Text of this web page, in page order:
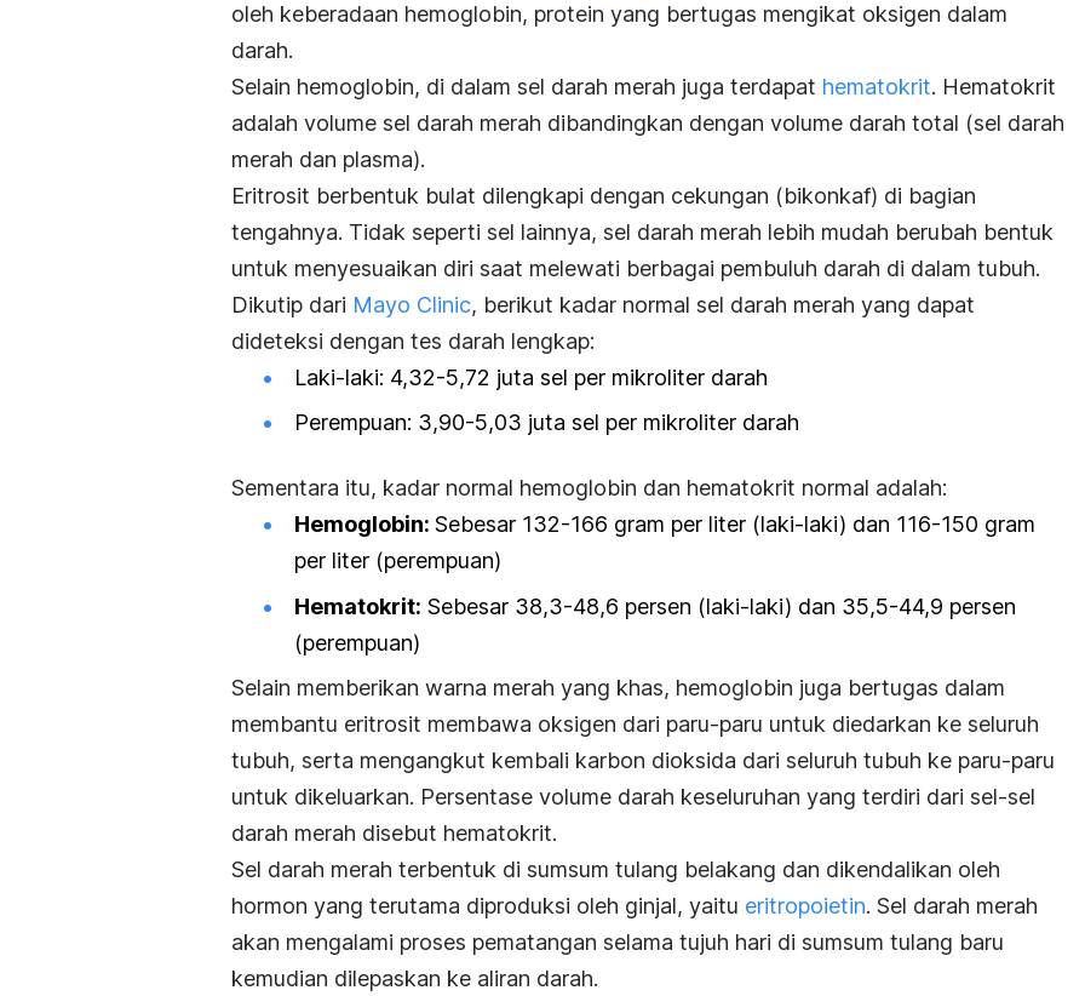
oleh keberadaan hemoglobin, protein yang bertugas mengikat oksigen dalam
darah.
Selain hemoglobin, di dalam sel darah merah juga terdapat hematokrit. Hematokrit
adalah volume sel darah merah dibandingkan dengan volume darah total (sel darah
merah dan plasma).
Eritrosit berbentuk bulat dilengkapi dengan cekungan (bikonkaf) di bagian
tengahnya. Tidak seperti sel lainnya, sel darah merah lebih mudah berubah bentuk
untuk menyesuaikan diri saat melewati berbagai pembuluh darah di dalam tubuh.
Dikutip dari Mayo Clinic, berikut kadar normal sel darah merah yang dapat
dideteksi dengan tes darah lengkap:
Laki-laki: 4,32-5,72 juta sel per mikroliter darah
Perempuan: 3,90-5,03 juta sel per mikroliter darah
Sementara itu, kadar normal hemoglobin dan hematokrit normal adalah:
Hemoglobin: Sebesar 132-166 gram per liter (laki-laki) dan 116-150 gram
per liter (perempuan)
Hematokrit: Sebesar 38,3-48,6 persen (laki-laki) dan 35,5-44,9 persen
(perempuan)
Selain memberikan warna merah yang khas, hemoglobin juga bertugas dalam
membantu eritrosit membawa oksigen dari paru-paru untuk diedarkan ke seluruh
tubuh, serta mengangkut kembali karbon dioksida dari seluruh tubuh ke paru-paru
untuk dikeluarkan. Persentase volume darah keseluruhan yang terdiri dari sel-sel
darah merah disebut hematokrit.
Sel darah merah terbentuk di sumsum tulang belakang dan dikendalikan oleh
hormon yang terutama diproduksi oleh ginjal, yaitu eritropoietin. Sel darah merah
akan mengalami proses pematangan selama tujuh hari di sumsum tulang baru
kemudian dilepaskan ke aliran darah.